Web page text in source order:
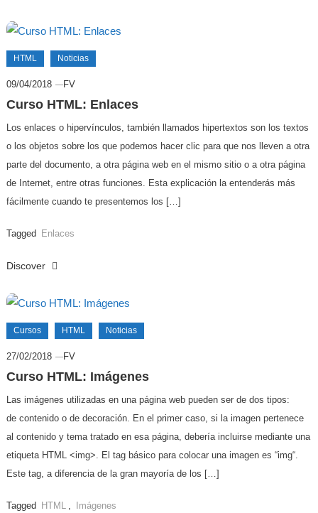
HTML Noticias
09/04/2018 FV
Curso HTML: Enlaces
Los enlaces o hipervínculos, también llamados hipertextos son los textos
o los objetos sobre los que podemos hacer clic para que nos lleven a otra
parte del documento, a otra página web en el mismo sitio o a otra página
de Internet, entre otras funciones. Esta explicación la entenderás más
fácilmente cuando te presentemos los […]
Tagged Enlaces
Discover
Cursos HTML Noticias
27/02/2018 FV
Curso HTML: Imágenes
Las imágenes utilizadas en una página web pueden ser de dos tipos:
de contenido o de decoración. En el primer caso, si la imagen pertenece
al contenido y tema tratado en esa página, debería incluirse mediante una
etiqueta HTML <img>. El tag básico para colocar una imagen es “img“.
Este tag, a diferencia de la gran mayoría de los […]
Tagged HTML , Imágenes